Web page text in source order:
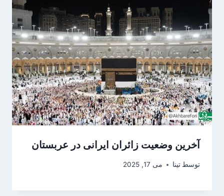
آخرین وضعیت زائران ایرانی در عربستان
توسط تینا می 17, 2025